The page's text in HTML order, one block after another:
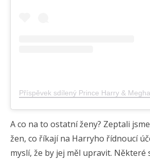
A co na to ostatní ženy? Zeptali
žen, co říkají na Harryho řídnoucí
myslí, že by jej měl upravit. Některé